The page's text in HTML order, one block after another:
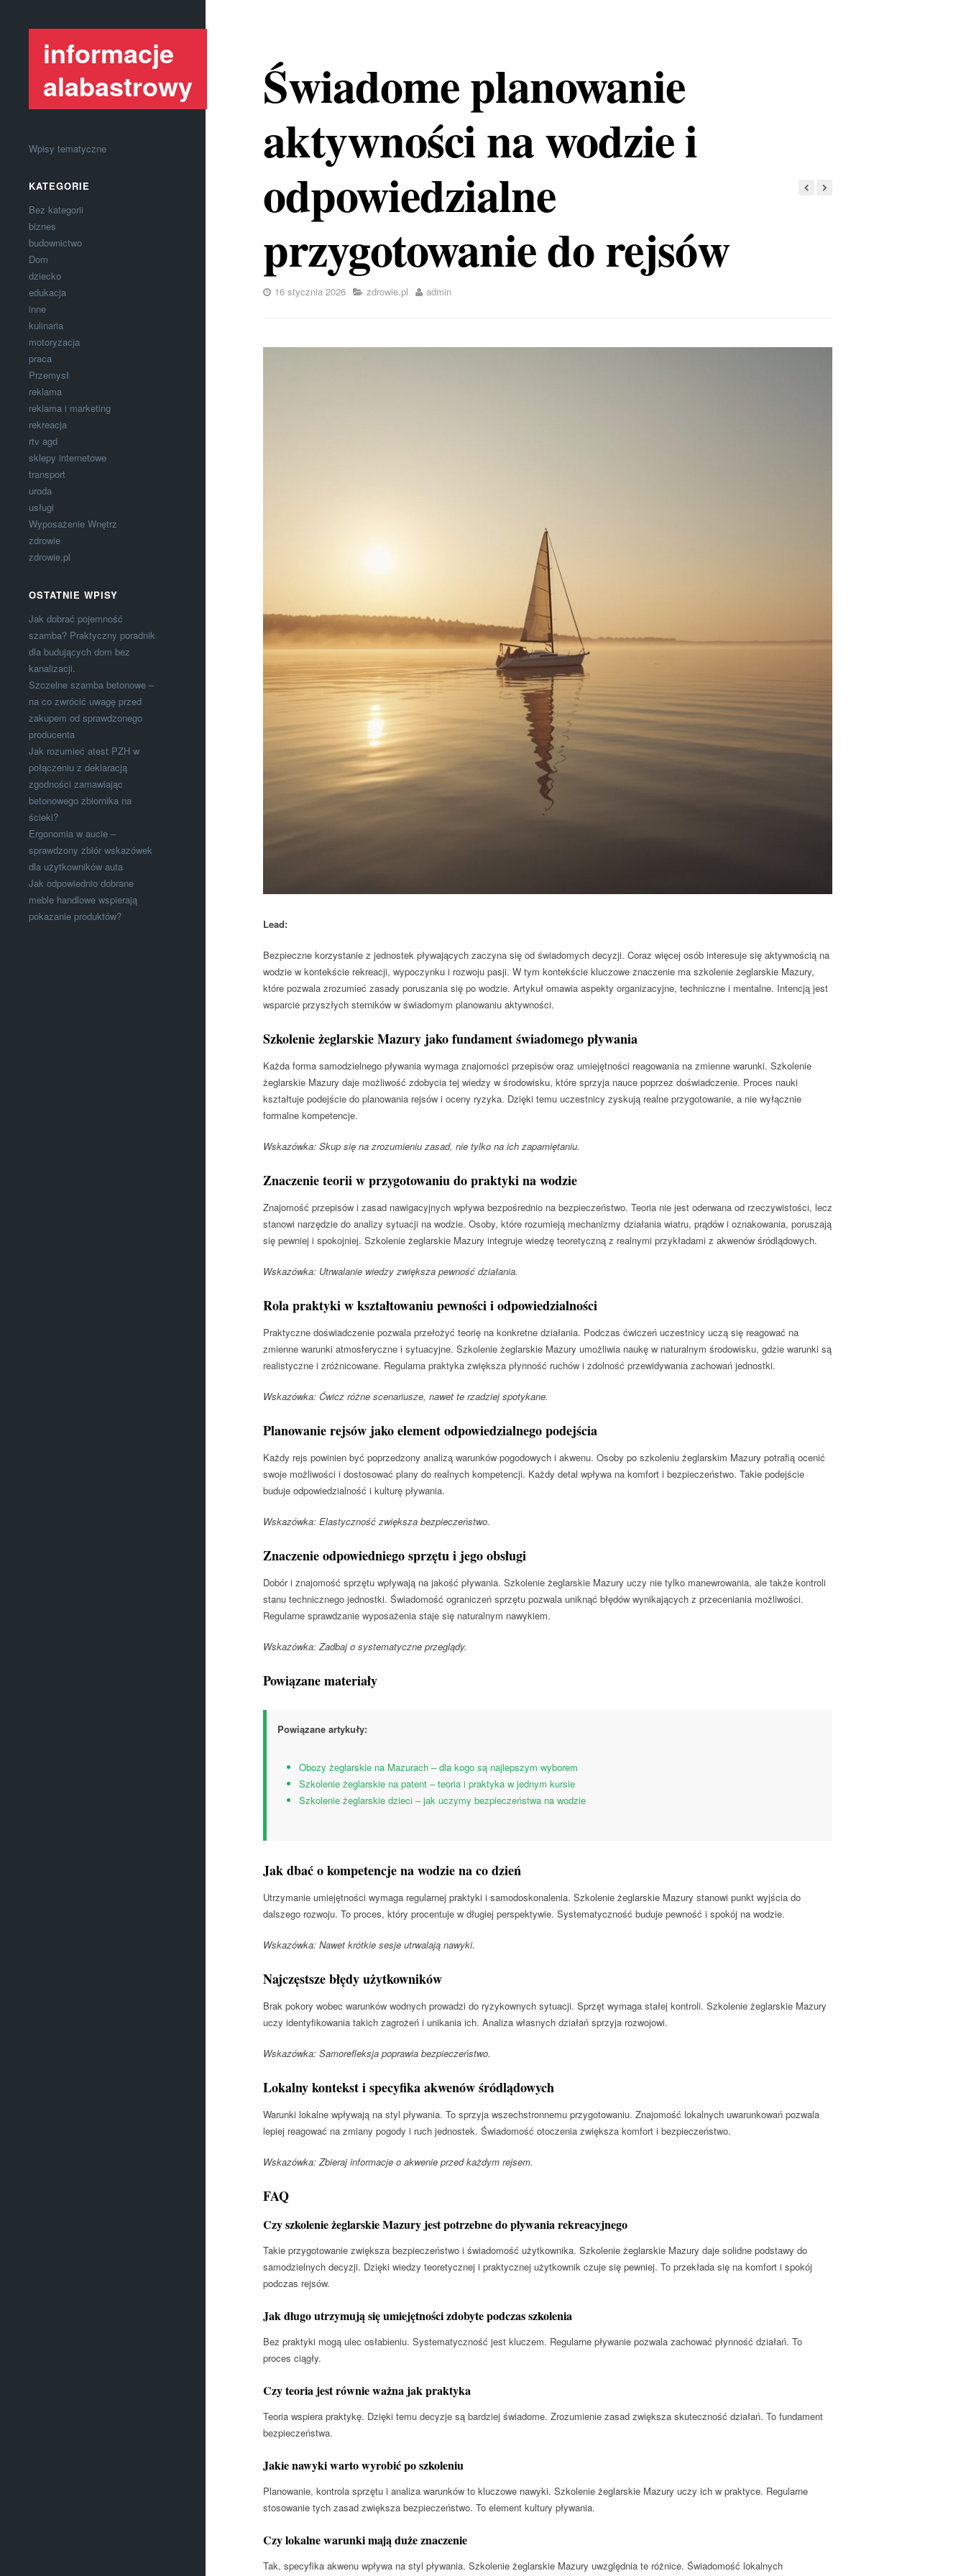
informacje
alabastrowy
Wpisy tematyczne
KATEGORIE
Bez kategorii
biznes
budownictwo
Dom
dziecko
edukacja
inne
kulinaria
motoryzacja
praca
Przemysł
reklama
reklama i marketing
rekreacja
rtv agd
sklepy internetowe
transport
uroda
usługi
Wyposażenie Wnętrz
zdrowie
zdrowie.pl
OSTATNIE WPISY
Jak dobrać pojemność
szamba? Praktyczny poradnik
dla budujących dom bez
kanalizacji.
Szczelne szamba betonowe –
na co zwrócić uwagę przed
zakupem od sprawdzonego
producenta
Jak rozumieć atest PZH w
połączeniu z deklaracją
zgodności zamawiając
betonowego zbiornika na
ścieki?
Ergonomia w aucie –
sprawdzony zbiór wskazówek
dla użytkowników auta
Jak odpowiednio dobrane
meble handlowe wspierają
pokazanie produktów?
Świadome planowanie
aktywności na wodzie i
odpowiedzialne
przygotowanie do rejsów
16 stycznia 2026 zdrowie.pl admin
Lead:
Bezpieczne korzystanie z jednostek pływających zaczyna się od świadomych decyzji. Coraz więcej osób interesuje się aktywnością na
wodzie w kontekście rekreacji, wypoczynku i rozwoju pasji. W tym kontekście kluczowe znaczenie ma szkolenie żeglarskie Mazury,
które pozwala zrozumieć zasady poruszania się po wodzie. Artykuł omawia aspekty organizacyjne, techniczne i mentalne. Intencją jest
wsparcie przyszłych sterników w świadomym planowaniu aktywności.
Szkolenie żeglarskie Mazury jako fundament świadomego pływania
Każda forma samodzielnego pływania wymaga znajomości przepisów oraz umiejętności reagowania na zmienne warunki. Szkolenie
żeglarskie Mazury daje możliwość zdobycia tej wiedzy w środowisku, które sprzyja nauce poprzez doświadczenie. Proces nauki
kształtuje podejście do planowania rejsów i oceny ryzyka. Dzięki temu uczestnicy zyskują realne przygotowanie, a nie wyłącznie
formalne kompetencje.
Wskazówka: Skup się na zrozumieniu zasad, nie tylko na ich zapamiętaniu.
Znaczenie teorii w przygotowaniu do praktyki na wodzie
Znajomość przepisów i zasad nawigacyjnych wpływa bezpośrednio na bezpieczeństwo. Teoria nie jest oderwana od rzeczywistości, lecz
stanowi narzędzie do analizy sytuacji na wodzie. Osoby, które rozumieją mechanizmy działania wiatru, prądów i oznakowania, poruszają
się pewniej i spokojniej. Szkolenie żeglarskie Mazury integruje wiedzę teoretyczną z realnymi przykładami z akwenów śródlądowych.
Wskazówka: Utrwalanie wiedzy zwiększa pewność działania.
Rola praktyki w kształtowaniu pewności i odpowiedzialności
Praktyczne doświadczenie pozwala przełożyć teorię na konkretne działania. Podczas ćwiczeń uczestnicy uczą się reagować na
zmienne warunki atmosferyczne i sytuacyjne. Szkolenie żeglarskie Mazury umożliwia naukę w naturalnym środowisku, gdzie warunki są
realistyczne i zróżnicowane. Regularna praktyka zwiększa płynność ruchów i zdolność przewidywania zachowań jednostki.
Wskazówka: Ćwicz różne scenariusze, nawet te rzadziej spotykane.
Planowanie rejsów jako element odpowiedzialnego podejścia
Każdy rejs powinien być poprzedzony analizą warunków pogodowych i akwenu. Osoby po szkoleniu żeglarskim Mazury potrafią ocenić
swoje możliwości i dostosować plany do realnych kompetencji. Każdy detal wpływa na komfort i bezpieczeństwo. Takie podejście
buduje odpowiedzialność i kulturę pływania.
Wskazówka: Elastyczność zwiększa bezpieczeństwo.
Znaczenie odpowiedniego sprzętu i jego obsługi
Dobór i znajomość sprzętu wpływają na jakość pływania. Szkolenie żeglarskie Mazury uczy nie tylko manewrowania, ale także kontroli
stanu technicznego jednostki. Świadomość ograniczeń sprzętu pozwala uniknąć błędów wynikających z przeceniania możliwości.
Regularne sprawdzanie wyposażenia staje się naturalnym nawykiem.
Wskazówka: Zadbaj o systematyczne przeglądy.
Powiązane materiały
Powiązane artykuły:
Obozy żeglarskie na Mazurach – dla kogo są najlepszym wyborem
Szkolenie żeglarskie na patent – teoria i praktyka w jednym kursie
Szkolenie żeglarskie dzieci – jak uczymy bezpieczeństwa na wodzie
Jak dbać o kompetencje na wodzie na co dzień
Utrzymanie umiejętności wymaga regularnej praktyki i samodoskonalenia. Szkolenie żeglarskie Mazury stanowi punkt wyjścia do
dalszego rozwoju. To proces, który procentuje w długiej perspektywie. Systematyczność buduje pewność i spokój na wodzie.
Wskazówka: Nawet krótkie sesje utrwalają nawyki.
Najczęstsze błędy użytkowników
Brak pokory wobec warunków wodnych prowadzi do ryzykownych sytuacji. Sprzęt wymaga stałej kontroli. Szkolenie żeglarskie Mazury
uczy identyfikowania takich zagrożeń i unikania ich. Analiza własnych działań sprzyja rozwojowi.
Wskazówka: Samorefleksja poprawia bezpieczeństwo.
Lokalny kontekst i specyfika akwenów śródlądowych
Warunki lokalne wpływają na styl pływania. To sprzyja wszechstronnemu przygotowaniu. Znajomość lokalnych uwarunkowań pozwala
lepiej reagować na zmiany pogody i ruch jednostek. Świadomość otoczenia zwiększa komfort i bezpieczeństwo.
Wskazówka: Zbieraj informacje o akwenie przed każdym rejsem.
FAQ
Czy szkolenie żeglarskie Mazury jest potrzebne do pływania rekreacyjnego
Takie przygotowanie zwiększa bezpieczeństwo i świadomość użytkownika. Szkolenie żeglarskie Mazury daje solidne podstawy do
samodzielnych decyzji. Dzięki wiedzy teoretycznej i praktycznej użytkownik czuje się pewniej. To przekłada się na komfort i spokój
podczas rejsów.
Jak długo utrzymują się umiejętności zdobyte podczas szkolenia
Bez praktyki mogą ulec osłabieniu. Systematyczność jest kluczem. Regularne pływanie pozwala zachować płynność działań. To
proces ciągły.
Czy teoria jest równie ważna jak praktyka
Teoria wspiera praktykę. Dzięki temu decyzje są bardziej świadome. Zrozumienie zasad zwiększa skuteczność działań. To fundament
bezpieczeństwa.
Jakie nawyki warto wyrobić po szkoleniu
Planowanie, kontrola sprzętu i analiza warunków to kluczowe nawyki. Szkolenie żeglarskie Mazury uczy ich w praktyce. Regularne
stosowanie tych zasad zwiększa bezpieczeństwo. To element kultury pływania.
Czy lokalne warunki mają duże znaczenie
Tak, specyfika akwenu wpływa na styl pływania. Szkolenie żeglarskie Mazury uwzględnia te różnice. Świadomość lokalnych